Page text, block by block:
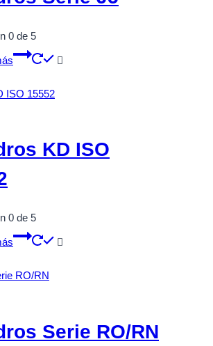
0 de 5
KD ISO
0 de 5
Serie RO/RN